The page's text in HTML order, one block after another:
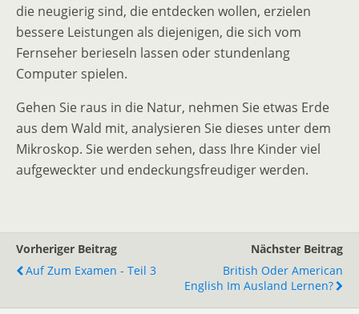
die neugierig sind, die entdecken wollen, erzielen
bessere Leistungen als diejenigen, die sich vom
Fernseher berieseln lassen oder stundenlang
Computer spielen.
Gehen Sie raus in die Natur, nehmen Sie etwas Erde
aus dem Wald mit, analysieren Sie dieses unter dem
Mikroskop. Sie werden sehen, dass Ihre Kinder viel
aufgeweckter und endeckungsfreudiger werden.
Vorheriger Beitrag
Auf Zum Examen - Teil 3
Nächster Beitrag
British Oder American
English Im Ausland Lernen?